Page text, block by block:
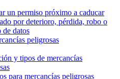
un permiso próximo a caducar
por deterioro, pérdida, robo o
de datos
peligrosas
y tipos de mercancías
para mercancías peligrosas